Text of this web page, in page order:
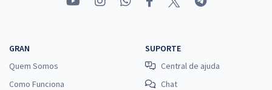
GRAN
Quem Somos
Como Funciona
SUPORTE
Central de ajuda
Chat